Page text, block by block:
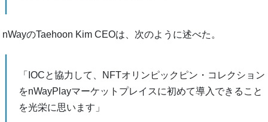
nWayのTaehoon Kim CEOは、次のように述べた。
「IOCと協力して、NFTオリンピックピン・コレクション
をnWayPlayマーケットプレイスに初めて導入できること
を光栄に思います」